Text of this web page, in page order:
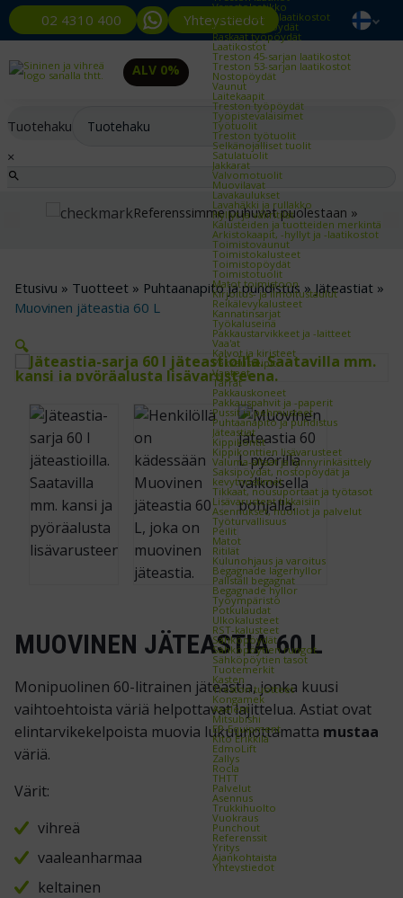
02 4310 400 Yhteystiedot
Varastolaatikko
Työpöydät ja laatikostot
Kevyet työpöydät
Raskaat työpöydät
Laatikostot
Treston 45-sarjan laatikostot
Treston 53-sarjan laatikostot
Nostopöydät
Vaunut
Laitekaapit
Treston työpöydät
Työpistevalaisimet
Työtuolit
Treston työtuolit
Selkänojalliset tuolit
Satulatuolit
Jakkarat
Valvomotuolit
Muovilavat
Lavakaulukset
Lavahäkki ja rullakko
Hyllyt ja väliritilät
Kalusteiden ja tuotteiden merkintä
Arkistokaapit, -hyllyt ja -laatikostot
Toimistovaunut
Toimistokalusteet
Toimistopöydät
Toimistotuolit
Matot toimistoon
Kirjoitus- ja ilmoitustaulut
Reikälevykalusteet
Kannatinsarjat
Työkaluseinä
Pakkaustarvikkeet ja -laitteet
Vaa'at
Kalvot ja kiristeet
Pakkausteipit
Vanteet
Tarrat
Pakkauskoneet
Pakkauspahvit ja -paperit
Pussit ja pehmusteet
Puhtaanapito ja puhdistus
Jäteastiat
Kippikontit
Kippikonttien lisävarusteet
Valuma-altaat ja tynnyrinkäsittely
Saksipöydät, nostopöydät ja
kevytnostimet
Tikkaat, nousuportaat ja työtasot
Lisävarusteet tikkaisiin
Asennukset, huollot ja palvelut
Työturvallisuus
Peilit
Matot
Ritilät
Kulunohjaus ja varoitus
Begagnade lagerhyllor
Pallställ begagnat
Begagnade hyllor
Työympäristö
Potkulaudat
Ulkokalusteet
RST-kalusteet
Sähköpöydät
Sähköpöytien rungot
Sähköpöytien tasot
Tuotemerkit
Kasten
Treston tuotteet
Kongamek
Axelent
Mitsubishi
EP-Equipment
Kito Erikkilä
EdmoLift
Zallys
Rocla
THTT
Palvelut
Asennus
Trukkihuolto
Vuokraus
Punchout
Referenssit
Yritys
Ajankohtaista
Yhteystiedot
ALV 0%
Tuotehaku
×
Referenssimme puhuvat puolestaan »
Etusivu » Tuotteet » Puhtaanapito ja puhdistus»Jäteastiat »
Muovinen jäteastia 60 L
🔍
MUOVINEN JÄTEASTIA 60 L
Monipuolinen 60-litrainen jäteastia, jonka kuusi
vaihtoehtoista väriä helpottavat lajittelua. Astiat ovat
elintarvikekelpoista muovia lukuunottamatta mustaa
väriä.
Värit:
vihreä
vaaleanharmaa
keltainen